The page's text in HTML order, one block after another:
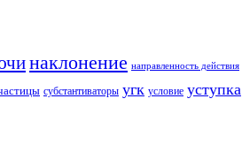
наклонение направленность действия
субстантиваторы угк условие уступка